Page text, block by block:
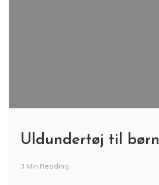
Uldundertøj til børn
3 Min Reading